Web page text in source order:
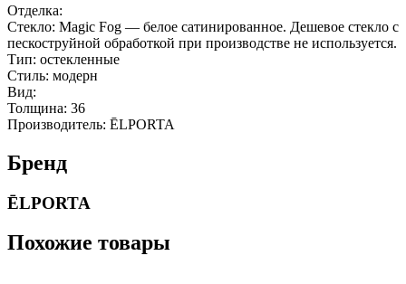
Отделка:
Стекло: Magic Fog — белое сатинированное. Дешевое стекло с
пескоструйной обработкой при производстве не используется.
Тип: остекленные
Стиль: модерн
Вид:
Толщина: 36
Производитель: ĒLPORTA
Бренд
ĒLPORTA
Похожие товары